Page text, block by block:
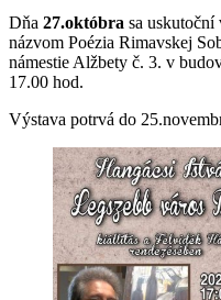
Dňa 27.októbra sa uskutoční
názvom Poézia Rimavskej
námestie Alžbety č. 3. v
17.00 hod.
Výstava potrvá do